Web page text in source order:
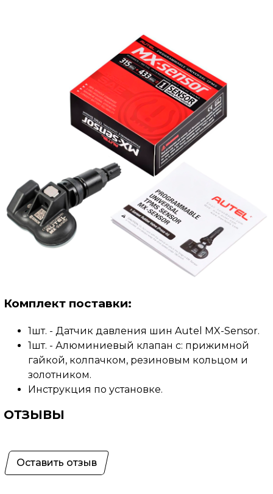
Комплект поставки:
1шт. - Датчик давления шин Autel MX-Sensor.
1шт. - Алюминиевый клапан с: прижимной
гайкой, колпачком, резиновым кольцом и
золотником.
Инструкция по установке.
ОТЗЫВЫ
Оставить отзыв